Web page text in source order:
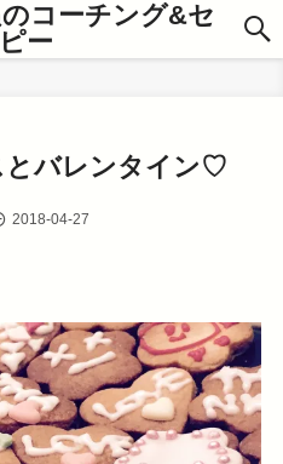
コーチング&セ
ー
とバレンタイン♡
2018-04-27